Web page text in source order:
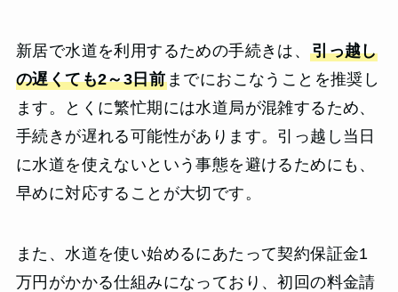
新居で水道を利用するための手続きは、引っ越し
の遅くても2～3日前までにおこなうことを推奨し
ます。とくに繁忙期には水道局が混雑するため、
手続きが遅れる可能性があります。引っ越し当日
に水道を使えないという事態を避けるためにも、
早めに対応することが大切です。
また、水道を使い始めるにあたって契約保証金1
万円がかかる仕組みになっており、初回の料金請